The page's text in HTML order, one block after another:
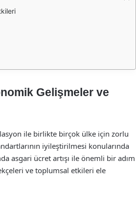
Gelişmeler ve
ile birlikte birçok ülke için zorlu
iyileştirilmesi konularında
asgari ücret artışı ile önemli bir adım
ve toplumsal etkileri ele